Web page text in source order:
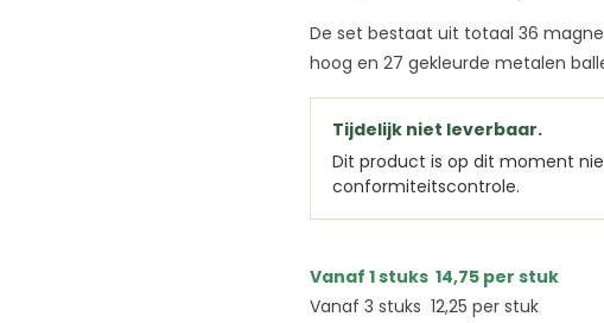
De set bestaat uit totaal 36
hoog en 27 gekleurde metalen
Tijdelijk niet leverbaar.
Dit product is op dit moment
conformiteitscontrole.
Vanaf 1 stuks 14,75 per stuk
Vanaf 3 stuks 12,25 per stuk